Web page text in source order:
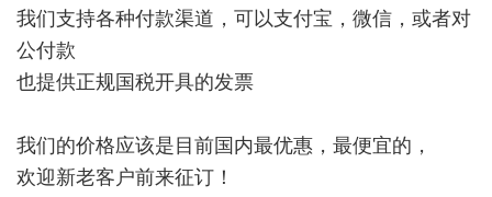
我们支持各种付款渠道，可以支付宝，微信，或者对
公付款
也提供正规国税开具的发票
我们的价格应该是目前国内最优惠，最便宜的，
欢迎新老客户前来征订！